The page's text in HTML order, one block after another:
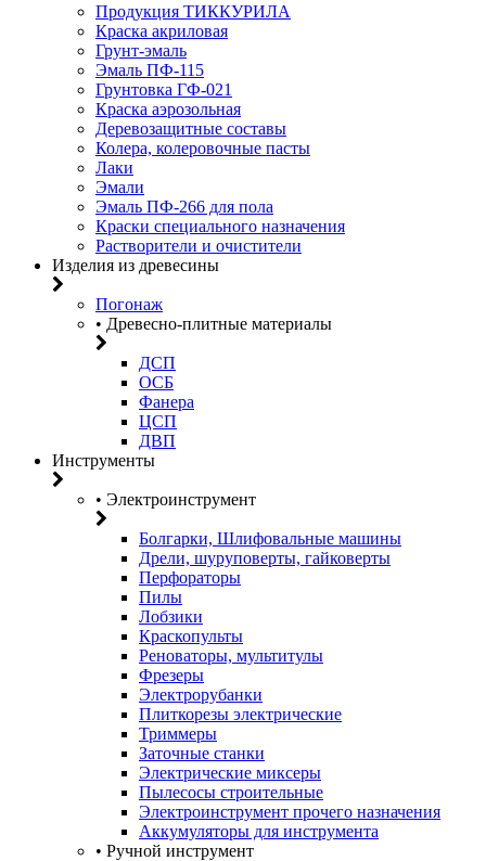
Продукция ТИККУРИЛА
Краска акриловая
Грунт-эмаль
Эмаль ПФ-115
Грунтовка ГФ-021
Краска аэрозольная
Деревозащитные составы
Колера, колеровочные пасты
Лаки
Эмали
Эмаль ПФ-266 для пола
Краски специального назначения
Растворители и очистители
Изделия из древесины
Погонаж
• Древесно-плитные материалы
ДСП
ОСБ
Фанера
ЦСП
ДВП
Инструменты
• Электроинструмент
Болгарки, Шлифовальные машины
Дрели, шуруповерты, гайковерты
Перфораторы
Пилы
Лобзики
Краскопульты
Реноваторы, мультитулы
Фрезеры
Электрорубанки
Плиткорезы электрические
Триммеры
Заточные станки
Электрические миксеры
Пылесосы строительные
Электроинструмент прочего назначения
Аккумуляторы для инструмента
• Ручной инструмент